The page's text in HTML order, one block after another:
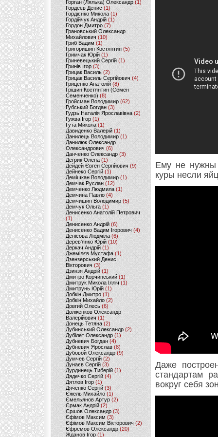
Горган (Лялька) Олександр(1)
Гордеєв Денис (1)
Гордієнко Микола (1)
Гордійчук Андрій (1)
Гордон Дмитро (7)
Грановський Олександр
Михайлович (10)
Гриб Вадим (1)
Григоришин Костянтин (5)
Гримчак Юрій(1)
Гриневецький Сергій(1)
Гринів Ігор (3)
Грицак Василь (2)
Грицак Василь Сергійович (4)
Гриценко Анатолій (8)
Грішин Костянтин (Семен
Семенченко)(8)
Гройсман Володимир(62)
Губський Богдан (3)
Гудзь Наталія Ярославівна(2)
Гужва Ігор (1)
Гута Микола (1)
Давиденко Валерій (1)
Данилець Володимир(1)
Данилюк Олександр
Олександрович (6)
Данченко Олександр (3)
Дегрик Олена(1)
Дейдей Євген Сергійович(9)
Дейнеко Сергій (1)
Демішкан Володимир(1)
Демчак Руслан (12)
Демченко Людмила (1)
Демчина Павло (4)
Демчишин Володимир (5)
Демчук Ольга(1)
Денисенко Анатолій Петрович
(1)
Денисенко Андрій (6)
Денисенко Вадим Ігорович (4)
Денісова Людміла(6)
Дерев'янко Юрій(10)
Деркач Андрій(1)
Джемілєв Мустафа (1)
Дзензерський Денис
Вікторович (3)
Дзинзя Андрій (1)
Дмитро Корчинський (1)
Дмитрук Микола Ілліч (1)
Дмитрунь Юрій (1)
Добкін Дмитро(1)
Добкін Михайло (2)
Довгий Олесь (6)
Долженков Олександр
Валерійович (1)
Донець Тетяна (2)
Дубинський Олександр(2)
Дубілет Олександр (1)
Дубневич Богдан (4)
Дубневич Ярослав (8)
Дубовой Олександр(9)
Думчев Сергій (2)
Дунаєв Сергій(3)
Дурдинець Тиберій (1)
Дядечко Сергій (4)
Дятлов Ігор (1)
Дяченко Сергій (3)
Єжель Михайло (1)
Ємельянов Артур (2)
Єрмак Андрій (2)
Єршов Олександр (3)
Єфімов Максим (3)
Єфімов Максим Вікторович (2)
Єфремов Олександр (20)
Жданов Ігор (1)
Ему не нужны
куры несли
Даже
стандартам
вокруг себя